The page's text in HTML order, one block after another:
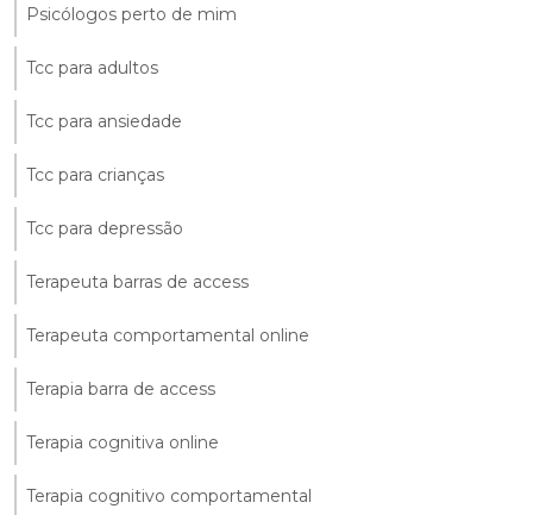
Psicólogos perto de mim
Tcc para adultos
Tcc para ansiedade
Tcc para crianças
Tcc para depressão
Terapeuta barras de access
Terapeuta comportamental online
Terapia barra de access
Terapia cognitiva online
Terapia cognitivo comportamental